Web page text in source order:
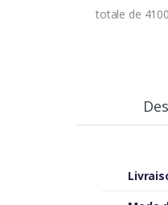
totale de